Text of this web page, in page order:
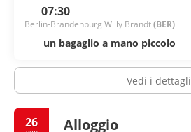
07:30
Berlin-Brandenburg Willy Brandt(BER)
un bagaglio a mano piccolo
Vedi i dettagli
26 Alloggio